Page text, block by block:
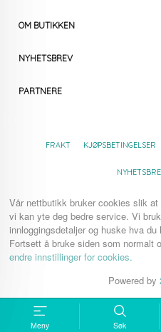
Meny Søk
OM BUTIKKEN
NYHETSBREV
PARTNERE
FRAKT KJØPSBETINGELSER
Vår nettbutikk bruker cookies slik
vi kan yte deg bedre service. Vi
innloggingsdetaljer og huske hva
Fortsett å bruke siden som normalt
endre innstillinger for cookies.
Powered by